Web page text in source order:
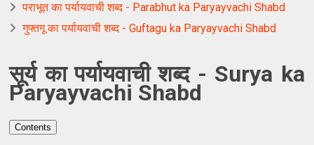
पराभूत का पर्यायवाची शब्द - Parabhut ka Paryayvachi Shabd
गुफ्तगू का पर्यायवाची शब्द - Guftagu ka Paryayvachi Shabd
सूर्य का पर्यायवाची शब्द - Surya ka
Paryayvachi Shabd
Contents